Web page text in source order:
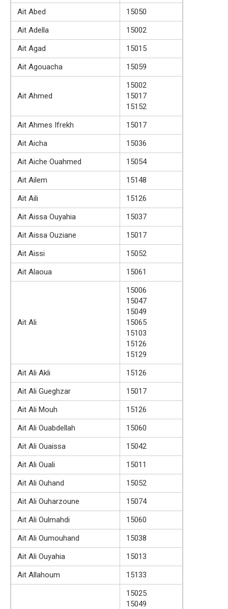
Ait Abed
15050
Ait Adella
15002
Ait Agad
15015
Ait Agouacha
15059
Ait Ahmed
15002
15017
15152
Ait Ahmes Ifrekh
15017
Ait Aicha
15036
Ait Aiche Ouahmed
15054
Ait Ailem
15148
Ait Aili
15126
Ait Aissa Ouyahia
15037
Ait Aissa Ouziane
15017
Ait Aissi
15052
Ait Alaoua
15061
Ait Ali
15006
15047
15049
15065
15103
15126
15129
Ait Ali Akli
15126
Ait Ali Gueghzar
15017
Ait Ali Mouh
15126
Ait Ali Ouabdellah
15060
Ait Ali Ouaissa
15042
Ait Ali Ouali
15011
Ait Ali Ouhand
15052
Ait Ali Ouharzoune
15074
Ait Ali Oulmahdi
15060
Ait Ali Oumouhand
15038
Ait Ali Ouyahia
15013
Ait Allahoum
15133
15025
15049